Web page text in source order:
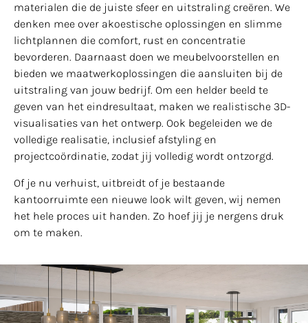
materialen die de juiste sfeer en uitstraling creëren. We
denken mee over akoestische oplossingen en slimme
lichtplannen die comfort, rust en concentratie
bevorderen. Daarnaast doen we meubelvoorstellen en
bieden we maatwerkoplossingen die aansluiten bij de
uitstraling van jouw bedrijf. Om een helder beeld te
geven van het eindresultaat, maken we realistische 3D-
visualisaties van het ontwerp. Ook begeleiden we de
volledige realisatie, inclusief afstyling en
projectcoördinatie, zodat jij volledig wordt ontzorgd.
Of je nu verhuist, uitbreidt of je bestaande
kantoorruimte een nieuwe look wilt geven, wij nemen
het hele proces uit handen. Zo hoef jij je nergens druk
om te maken.